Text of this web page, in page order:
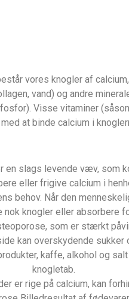
vores knogler af
vand) og andre
Visse vitaminer
at binde calcium i
en slags levende væv, som
eller frigive calcium i
behov. Når den
nok knogler eller absorbere
som er stærkt
kan overskydende sukker
kaffe, alkohol og
knogletab.
er rige på calcium, kan